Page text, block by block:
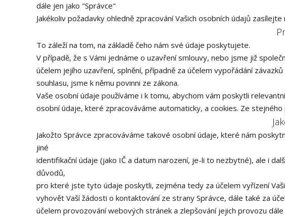
dále jen jako "Správce"
Jakékoliv požadavky ohledně zpracování Vašich osobních údajů zasílejte
To záleží na tom, na základě čeho nám své údaje poskytujete.
V případě, že s Vámi jednáme o uzavření smlouvy, nebo jsme již
účelem jejího uzavření, splnění, případně za účelem vypořádání
souhlasu, jsme k němu povinni ze zákona.
Vaše osobní údaje používáme i k tomu, abychom vám poskytli
osobní údaje, které zpracováváme automaticky, a cookies. Ze
Jakožto Správce zpracováváme takové osobní údaje, které nám
jiné
identifikační údaje (jako IČ a datum narození, je-li to nezbytné), ale i
důvodů,
pro které jste tyto údaje poskytli, zejména tedy za účelem vyřízení
vyhovět Vaší žádosti o kontaktování ze strany Správce, dále také za
účelem provozování webových stránek a zlepšování jejich provozu